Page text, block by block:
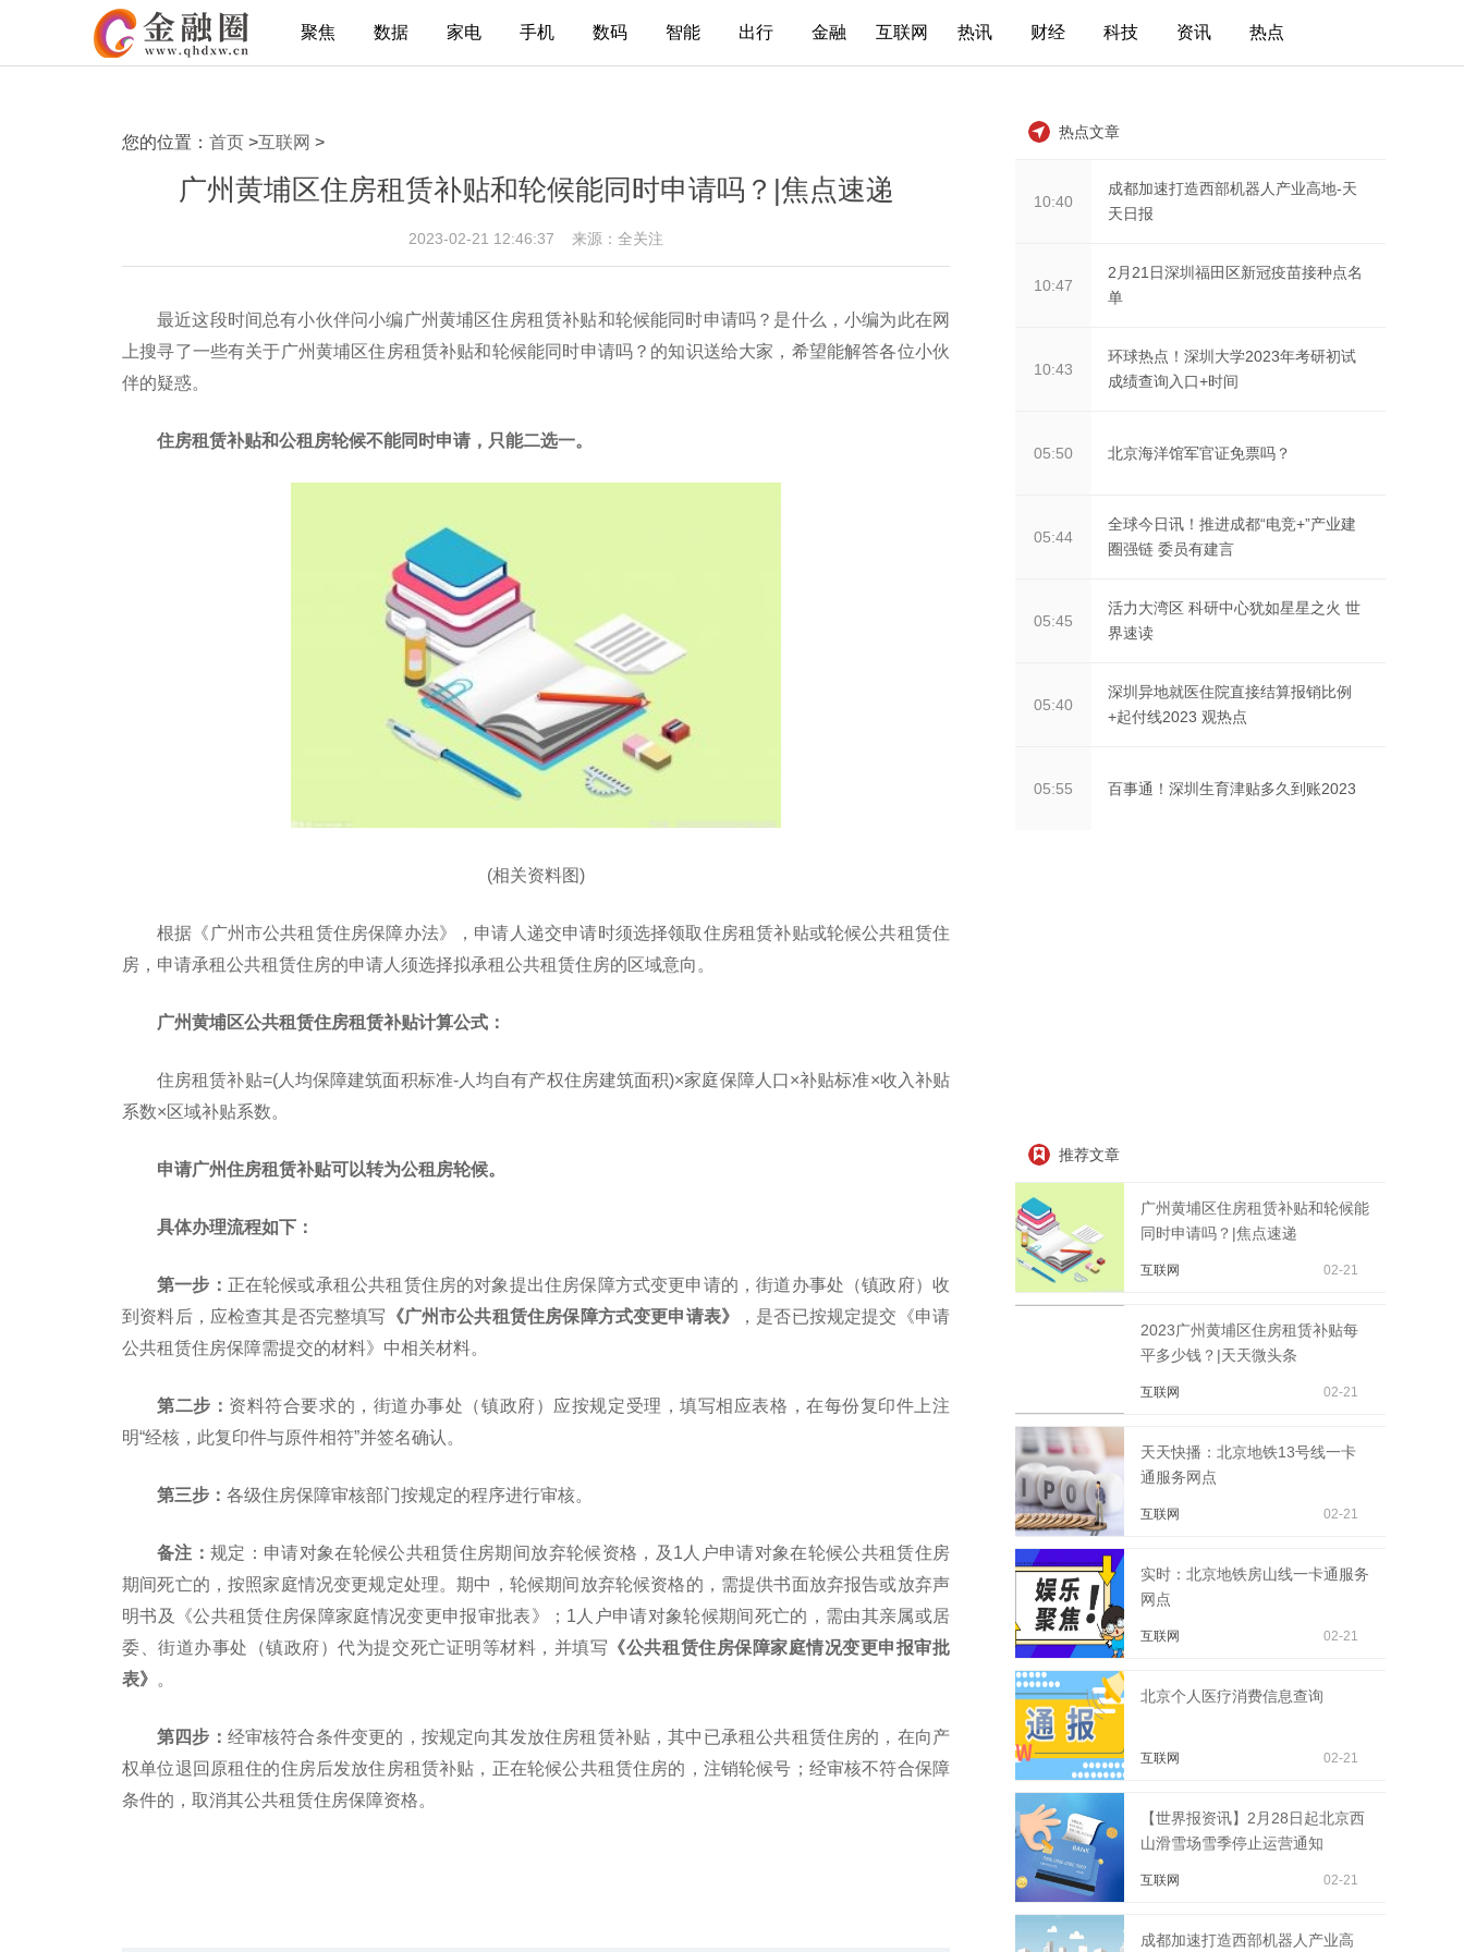
聚焦 数据 家电 手机 数码 智能 出行 金融 互联网 热讯 财经 科技 资讯 热点
您的位置： 首页 >互联网 >
广州黄埔区住房租赁补贴和轮候能同时申请吗？|焦点速递
2023-02-21 12:46:37 来源：全关注
最近这段时间总有小伙伴问小编广州黄埔区住房租赁补贴和轮候能同时申请吗？是什么，小编为此在网
上搜寻了一些有关于广州黄埔区住房租赁补贴和轮候能同时申请吗？的知识送给大家，希望能解答各位小伙
伴的疑惑。
住房租赁补贴和公租房轮候不能同时申请，只能二选一。
(相关资料图)
根据《广州市公共租赁住房保障办法》，申请人递交申请时须选择领取住房租赁补贴或轮候公共租赁住
房，申请承租公共租赁住房的申请人须选择拟承租公共租赁住房的区域意向。
广州黄埔区公共租赁住房租赁补贴计算公式：
住房租赁补贴=(人均保障建筑面积标准-人均自有产权住房建筑面积)×家庭保障人口×补贴标准×收入补贴
系数×区域补贴系数。
申请广州住房租赁补贴可以转为公租房轮候。
具体办理流程如下：
第一步： 正在轮候或承租公共租赁住房的对象提出住房保障方式变更申请的，街道办事处（镇政府）收
到资料后，应检查其是否完整填写 《广州市公共租赁住房保障方式变更申请表》
，是否已按规定提交《申请
公共租赁住房保障需提交的材料》中相关材料。
第二步： 资料符合要求的，街道办事处（镇政府）应按规定受理，填写相应表格，在每份复印件上注
明“经核，此复印件与原件相符”并签名确认。
第三步： 各级住房保障审核部门按规定的程序进行审核。
备注：规定：申请对象在轮候公共租赁住房期间放弃轮候资格，及1人户申请对象在轮候公共租赁住房
期间死亡的，按照家庭情况变更规定处理。期中，轮候期间放弃轮候资格的，需提供书面放弃报告或放弃声
明书及《公共租赁住房保障家庭情况变更申报审批表》；1人户申请对象轮候期间死亡的，需由其亲属或居
委、街道办事处（镇政府）代为提交死亡证明等材料，并填写 《公共租赁住房保障家庭情况变更申报审批
表》 。
第四步： 经审核符合条件变更的，按规定向其发放住房租赁补贴，其中已承租公共租赁住房的，在向产
权单位退回原租住的住房后发放住房租赁补贴，正在轮候公共租赁住房的，注销轮候号；经审核不符合保障
条件的，取消其公共租赁住房保障资格。
热点文章
10:40
成都加速打造西部机器人产业高地-天
天日报
10:47
2月21日深圳福田区新冠疫苗接种点名
单
10:43
环球热点！深圳大学2023年考研初试
成绩查询入口+时间
05:50 北京海洋馆军官证免票吗？
05:44
全球今日讯！推进成都“电竞+”产业建
圈强链 委员有建言
05:45
活力大湾区 科研中心犹如星星之火 世
界速读
05:40
深圳异地就医住院直接结算报销比例
+起付线2023 观热点
05:55 百事通！深圳生育津贴多久到账2023
推荐文章
广州黄埔区住房租赁补贴和轮候能
同时申请吗？|焦点速递
互联网 02-21
2023广州黄埔区住房租赁补贴每
平多少钱？|天天微头条
互联网 02-21
天天快播：北京地铁13号线一卡
通服务网点
互联网 02-21
实时：北京地铁房山线一卡通服务
网点
互联网 02-21
北京个人医疗消费信息查询
互联网 02-21
【世界报资讯】2月28日起北京西
山滑雪场雪季停止运营通知
互联网 02-21
成都加速打造西部机器人产业高